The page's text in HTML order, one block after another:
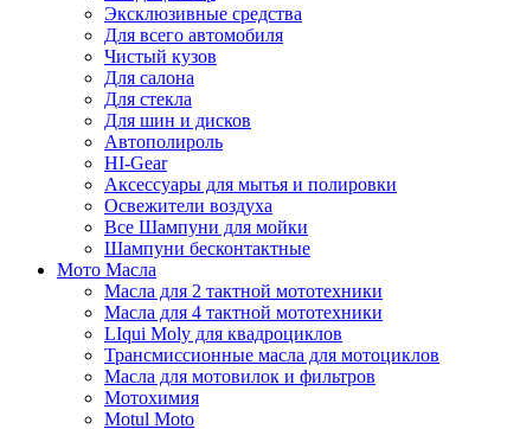
Эксклюзивные средства
Для всего автомобиля
Чистый кузов
Для салона
Для стекла
Для шин и дисков
Автополироль
HI-Gear
Аксессуары для мытья и полировки
Освежители воздуха
Все Шампуни для мойки
Шампуни бесконтактные
Мото Масла
Масла для 2 тактной мототехники
Масла для 4 тактной мототехники
LIqui Moly для квадроциклов
Трансмиссионные масла для мотоциклов
Масла для мотовилок и фильтров
Мотохимия
Motul Moto